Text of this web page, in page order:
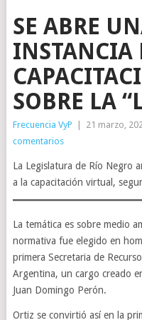
SE ABRE
INSTANCIA
SOBRE LA
Frecuencia VyP 21 marzo,
comentarios
La Legislatura de Río Negro
a la capacitación virtual,
La temática es sobre medio
normativa fue elegido en
primera Secretaria de
Argentina, un cargo creado
Juan Domingo Perón.
Ortiz se convirtió así en la